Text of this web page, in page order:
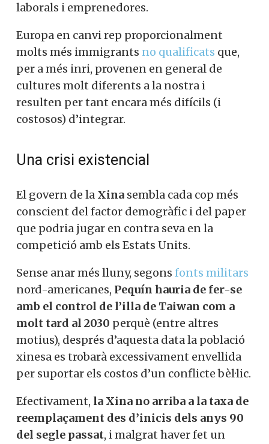
laborals i emprenedores.
Europa en canvi rep proporcionalment
molts més immigrants no qualificats que,
per a més inri, provenen en general de
cultures molt diferents a la nostra i
resulten per tant encara més difícils (i
costosos) d’integrar.
Una crisi existencial
El govern de la Xina sembla cada cop més
conscient del factor demogràfic i del paper
que podria jugar en contra seva en la
competició amb els Estats Units.
Sense anar més lluny, segons fonts militars
nord-americanes, Pequín hauria de fer-se
amb el control de l’illa de Taiwan com a
molt tard al 2030 perquè (entre altres
motius), després d’aquesta data la població
xinesa es trobarà excessivament envellida
per suportar els costos d’un conflicte bèl·lic.
Efectivament, la Xina no arriba a la taxa de
reemplaçament des d’inicis dels anys 90
del segle passat, i malgrat haver fet un